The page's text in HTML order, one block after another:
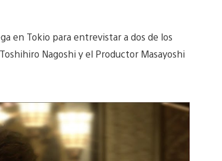
en Tokio para entrevistar a dos de los
Nagoshi y el Productor Masayoshi